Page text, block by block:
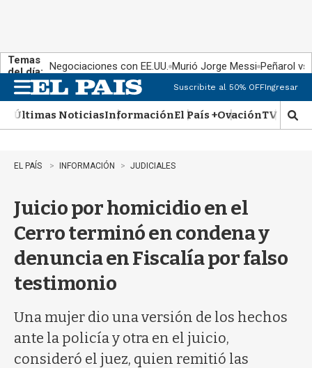
Temas
del día: Negociaciones con EE.UU. Murió Jorge Messi Peñarol
n
u
Suscribite al 50% OFFIngresar
Últimas NoticiasInformaciónEl País +OvaciónTV Show
M
o
EL PAÍS INFORMACIÓN JUDICIALES
Juicio por homicidio en el
Cerro terminó en condena y
denuncia en Fiscalía por falso
testimonio
Una mujer dio una versión de los hechos
ante la policía y otra en el juicio,
consideró el juez, quien remitió las